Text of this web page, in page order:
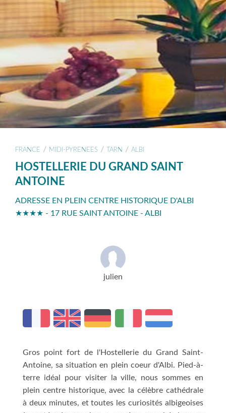
FRANCE / MIDI-PYRENEES / TARN / ALBI
HOSTELLERIE DU GRAND SAINT
ANTOINE
ADRESSE EN PLEIN CENTRE HISTORIQUE D'ALBI
★★★★ - 17 RUE SAINT ANTOINE - ALBI
julien
Gros point fort de l'Hostellerie du Grand Saint-
Antoine, sa situation en plein coeur d'Albi. Pied-à-
terre idéal pour visiter la ville, nous sommes en
plein centre historique, avec la célèbre cathédrale
à deux minutes, et toutes les curiosités albigeoises